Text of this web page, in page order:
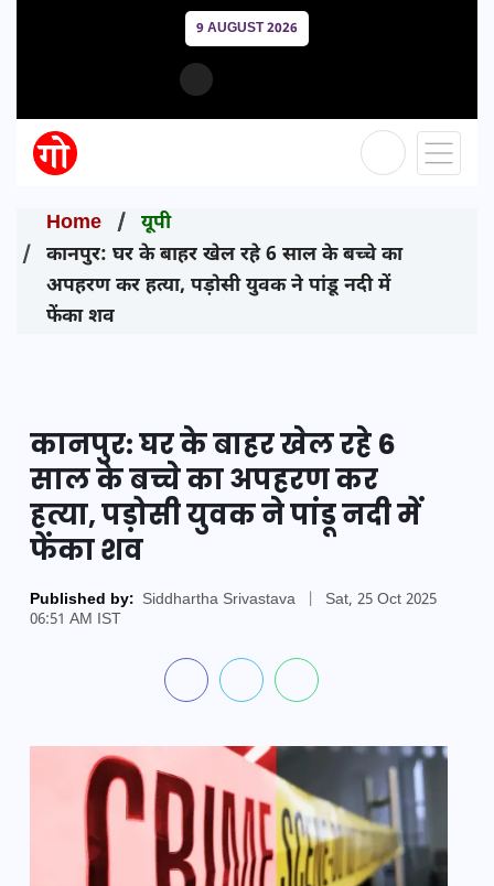
9 AUGUST 2026
Home
यूपी
कानपुर: घर के बाहर खेल रहे 6 साल के बच्चे का
अपहरण कर हत्या, पड़ोसी युवक ने पांडू नदी में
फेंका शव
कानपुर: घर के बाहर खेल रहे 6
साल के बच्चे का अपहरण कर
हत्या, पड़ोसी युवक ने पांडू नदी में
फेंका शव
Published by: Siddhartha Srivastava
Sat, 25 Oct 2025
06:51 AM IST